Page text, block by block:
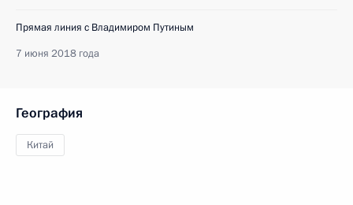
Прямая линия с Владимиром Путиным
7 июня 2018 года
География
Китай